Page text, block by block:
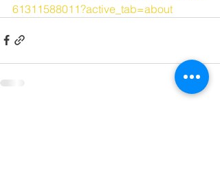
61311588011?active_tab=about